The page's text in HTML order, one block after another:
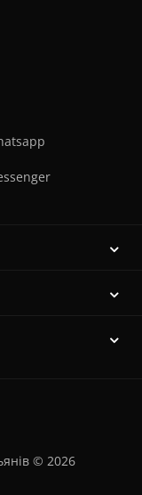
© 2026